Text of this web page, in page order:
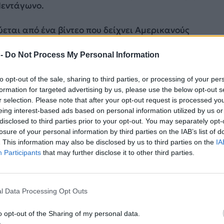
Do Not Process My Personal Information
opt-out of the sale, sharing to third parties, or processing of your
for targeted advertising by us, please use the below opt-out
selection. Please note that after your opt-out request is processed
interest-based ads based on personal information utilized by us
to third parties prior to your opt-out. You may separately
of your personal information by third parties on the IAB’s list of
This information may also be disclosed by us to third parties on the
Participants that may further disclose it to other third parties.
Data Processing Opt Outs
opt-out of the Sharing of my personal data.
από ένα βίντεο που δείχνει Αμερικανούς
forward. Distance does not protect you.
conducted a right-of-visit, maritime interdiction
III without incident in the INDOPACOM area of
defy President Trump’s…pic.twitter.com/Tran3cLR9g
🇺🇸 (@DeptofWar)February 15, 2026